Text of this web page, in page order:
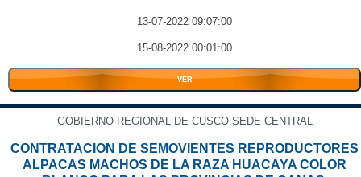
13-07-2022 09:07:00
15-08-2022 00:01:00
VER
GOBIERNO REGIONAL DE CUSCO SEDE CENTRAL
CONTRATACION DE SEMOVIENTES REPRODUCTORES
ALPACAS MACHOS DE LA RAZA HUACAYA COLOR